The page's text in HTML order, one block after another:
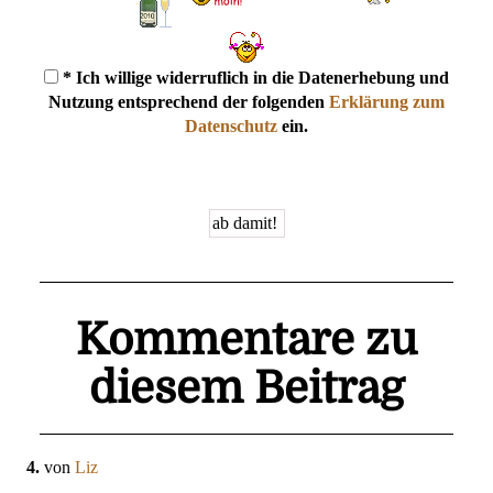
* Ich willige widerruflich in die Datenerhebung und
Nutzung entsprechend der folgenden Erklärung zum
Datenschutz ein.
Kommentare zu
diesem Beitrag
4. von Liz